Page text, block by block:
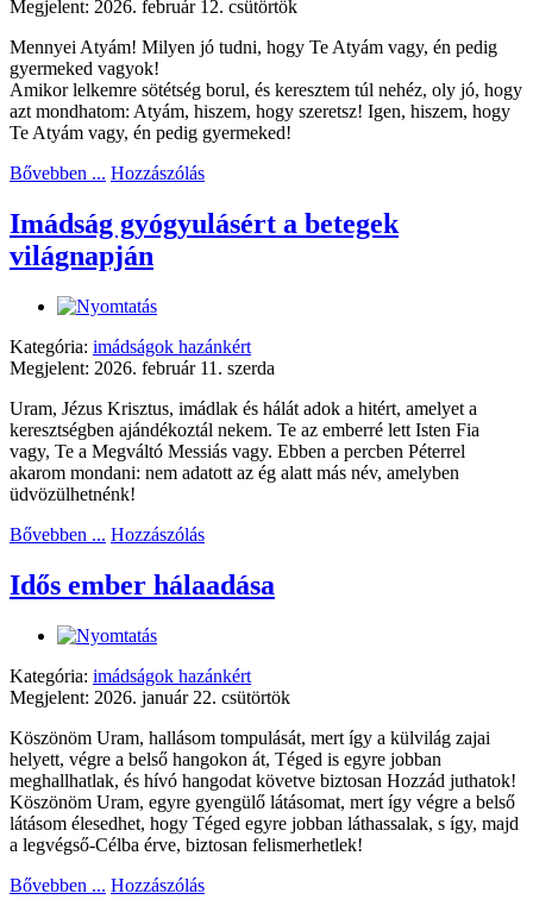
Megjelent: 2026. február 12. csütörtök
Mennyei Atyám! Milyen jó tudni, hogy Te Atyám vagy, én pedig
gyermeked vagyok!
Amikor lelkemre sötétség borul, és keresztem túl nehéz, oly jó, hogy
azt mondhatom: Atyám, hiszem, hogy szeretsz! Igen, hiszem, hogy
Te Atyám vagy, én pedig gyermeked!
Bővebben ... Hozzászólás
Imádság gyógyulásért a betegek
világnapján
Kategória: imádságok hazánkért
Megjelent: 2026. február 11. szerda
Uram, Jézus Krisztus, imádlak és hálát adok a hitért, amelyet a
keresztségben ajándékoztál nekem. Te az emberré lett Isten Fia
vagy, Te a Megváltó Messiás vagy. Ebben a percben Péterrel
akarom mondani: nem adatott az ég alatt más név, amelyben
üdvözülhetnénk!
Bővebben ... Hozzászólás
Idős ember hálaadása
Kategória: imádságok hazánkért
Megjelent: 2026. január 22. csütörtök
Köszönöm Uram, hallásom tompulását, mert így a külvilág zajai
helyett, végre a belső hangokon át, Téged is egyre jobban
meghallhatlak, és hívó hangodat követve biztosan Hozzád juthatok!
Köszönöm Uram, egyre gyengülő látásomat, mert így végre a belső
látásom élesedhet, hogy Téged egyre jobban láthassalak, s így, majd
a legvégső-Célba érve, biztosan felismerhetlek!
Bővebben ... Hozzászólás